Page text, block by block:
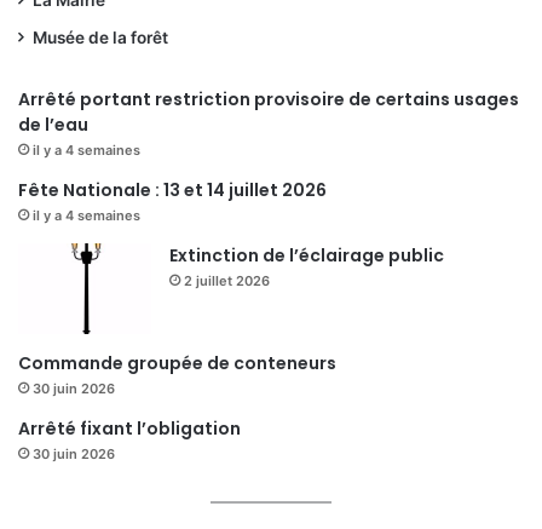
Musée de la forêt
Arrêté portant restriction provisoire de certains usages
de l’eau
il y a 4 semaines
Fête Nationale : 13 et 14 juillet 2026
il y a 4 semaines
Extinction de l’éclairage public
2 juillet 2026
Commande groupée de conteneurs
30 juin 2026
Arrêté fixant l’obligation
30 juin 2026